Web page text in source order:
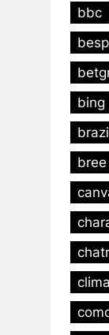
bbc
bing
clima